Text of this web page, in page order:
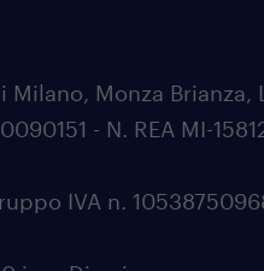
Milano, Monza Brianza,
- N. REA MI-
IVA n.